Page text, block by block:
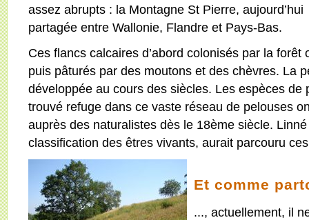
assez abrupts : la Montagne St Pierre, aujourd’hui
partagée entre Wallonie, Flandre et Pays-Bas.
Ces flancs calcaires d’abord colonisés par la
puis pâturés par des moutons et des chèvres. La
développée au cours des siècles. Les espèces de
trouvé refuge dans ce vaste réseau de pelouses
auprès des naturalistes dès le 18ème siècle.
classification des êtres vivants, aurait parcouru
Et comme
..., actuellement, il